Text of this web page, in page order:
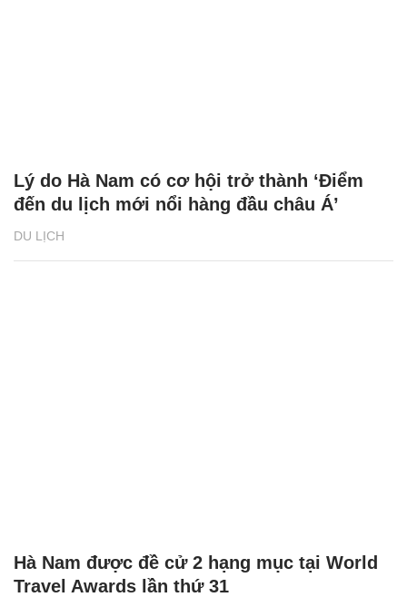
DU LỊCH
Lý do Hà Nam có cơ hội trở thành ‘Điểm
đến du lịch mới nổi hàng đầu châu Á’
Hà Nam được đề cử 2 hạng mục tại World
Travel Awards lần thứ 31